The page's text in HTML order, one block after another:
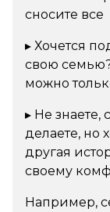
сносите все
▸ Хочется
свою
можно
▸ Не знаете,
делаете, но
другая
своему
Например,